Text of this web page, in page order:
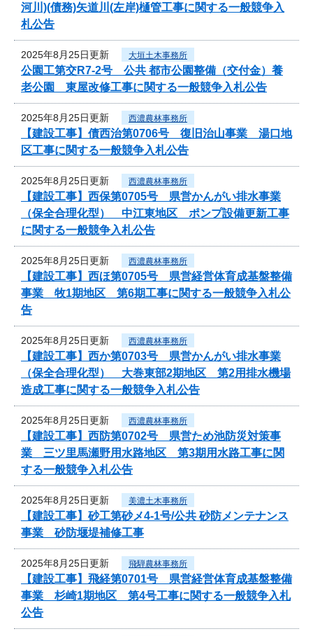
河川)(債務)矢道川(左岸)樋管工事に関する一般競争入
札公告
2025年8月25日更新 大垣土木事務所
公園工第交R7-2号 公共 都市公園整備（交付金）養
老公園 東屋改修工事に関する一般競争入札公告
2025年8月25日更新 西濃農林事務所
【建設工事】債西治第0706号 復旧治山事業 湯口地
区工事に関する一般競争入札公告
2025年8月25日更新 西濃農林事務所
【建設工事】西保第0705号 県営かんがい排水事業
（保全合理化型） 中江東地区 ポンプ設備更新工事
に関する一般競争入札公告
2025年8月25日更新 西濃農林事務所
【建設工事】西ほ第0705号 県営経営体育成基盤整備
事業 牧1期地区 第6期工事に関する一般競争入札公
告
2025年8月25日更新 西濃農林事務所
【建設工事】西か第0703号 県営かんがい排水事業
（保全合理化型） 大巻東部2期地区 第2用排水機場
造成工事に関する一般競争入札公告
2025年8月25日更新 西濃農林事務所
【建設工事】西防第0702号 県営ため池防災対策事
業 三ツ里馬瀬野用水路地区 第3期用水路工事に関
する一般競争入札公告
2025年8月25日更新 美濃土木事務所
【建設工事】砂工第砂メ4-1号/公共 砂防メンテナンス
事業 砂防堰堤補修工事
2025年8月25日更新 飛騨農林事務所
【建設工事】飛経第0701号 県営経営体育成基盤整備
事業 杉崎1期地区 第4号工事に関する一般競争入札
公告